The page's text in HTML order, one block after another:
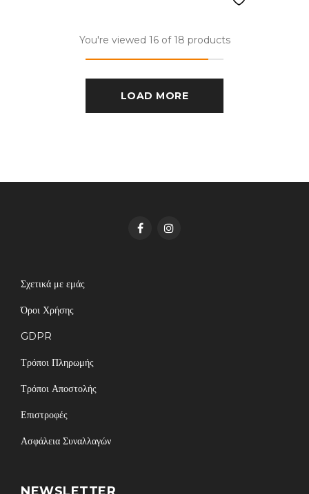
You're viewed 16 of 18 products
LOAD MORE
Σχετικά με εμάς
Όροι Χρήσης
GDPR
Τρόποι Πληρωμής
Τρόποι Αποστολής
Επιστροφές
Ασφάλεια Συναλλαγών